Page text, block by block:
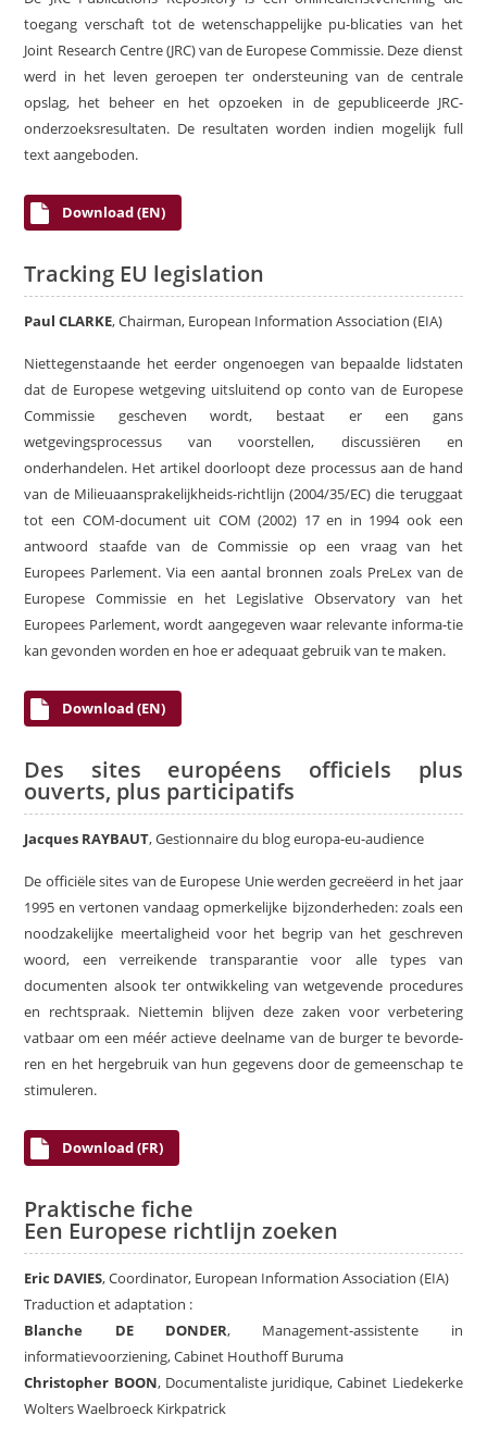
toegang verschaft tot de wetenschappelijke pu-blicaties van het
Joint Research Centre (JRC) van de Europese Commissie. Deze dienst
werd in het leven geroepen ter ondersteuning van de centrale
opslag, het beheer en het opzoeken in de gepubliceerde JRC-
onderzoeksresultaten. De resultaten worden indien mogelijk full
text aangeboden.
Download (EN)
Tracking EU legislation
Paul CLARKE, Chairman, European Information Association (EIA)
Niettegenstaande het eerder ongenoegen van bepaalde lidstaten
dat de Europese wetgeving uitsluitend op conto van de Europese
Commissie gescheven wordt, bestaat er een gans
wetgevingsprocessus van voorstellen, discussiëren en
onderhandelen. Het artikel doorloopt deze processus aan de hand
van de Milieuaansprakelijkheids-richtlijn (2004/35/EC) die teruggaat
tot een COM-document uit COM (2002) 17 en in 1994 ook een
antwoord staafde van de Commissie op een vraag van het
Europees Parlement. Via een aantal bronnen zoals PreLex van de
Europese Commissie en het Legislative Observatory van het
Europees Parlement, wordt aangegeven waar relevante informa-tie
kan gevonden worden en hoe er adequaat gebruik van te maken.
Download (EN)
Des sites européens officiels plus
ouverts, plus participatifs
Jacques RAYBAUT, Gestionnaire du blog europa-eu-audience
De officiële sites van de Europese Unie werden gecreëerd in het jaar
1995 en vertonen vandaag opmerkelijke bijzonderheden: zoals een
noodzakelijke meertaligheid voor het begrip van het geschreven
woord, een verreikende transparantie voor alle types van
documenten alsook ter ontwikkeling van wetgevende procedures
en rechtspraak. Niettemin blijven deze zaken voor verbetering
vatbaar om een méér actieve deelname van de burger te bevorde-
ren en het hergebruik van hun gegevens door de gemeenschap te
stimuleren.
Download (FR)
Praktische fiche
Een Europese richtlijn zoeken
Eric DAVIES, Coordinator, European Information Association (EIA)
Traduction et adaptation :
Blanche DE DONDER, Management-assistente in
informatievoorziening, Cabinet Houthoff Buruma
Christopher BOON, Documentaliste juridique, Cabinet Liedekerke
Wolters Waelbroeck Kirkpatrick